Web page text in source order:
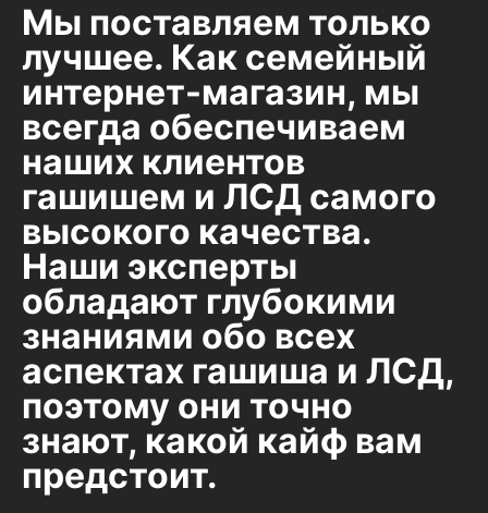
Мы поставляем только
лучшее. Как семейный
интернет-магазин, мы
всегда обеспечиваем
наших клиентов
гашишем и ЛСД самого
высокого качества.
Наши эксперты
обладают глубокими
знаниями обо всех
аспектах гашиша и ЛСД,
поэтому они точно
знают, какой кайф вам
предстоит.